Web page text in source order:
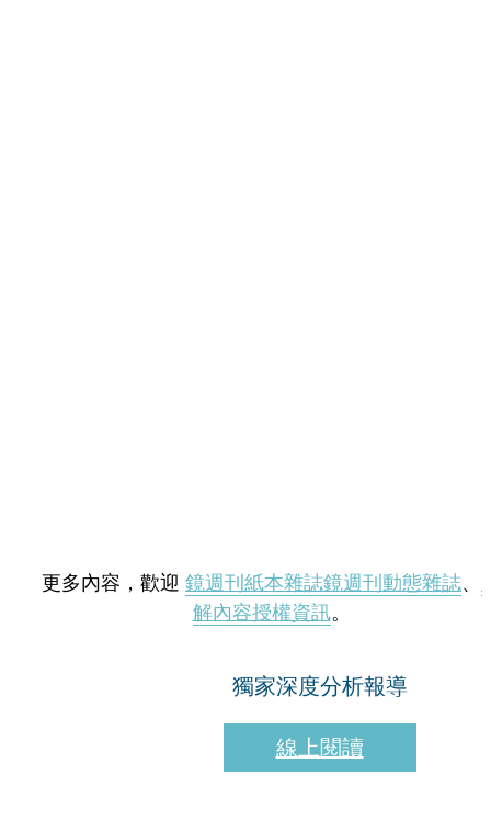
更多內容，歡迎 鏡週刊紙本雜誌鏡週刊動態雜誌、
解內容授權資訊。
獨家深度分析報導
線上閱讀